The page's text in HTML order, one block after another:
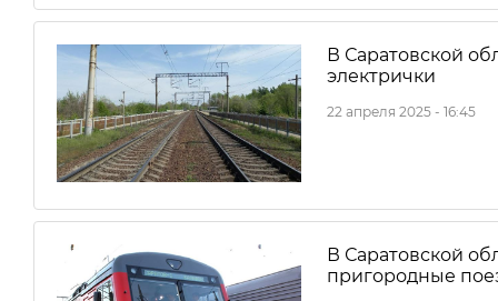
В Саратовской
электрички
22 апреля 2025 - 16:45
В Саратовской
пригородные